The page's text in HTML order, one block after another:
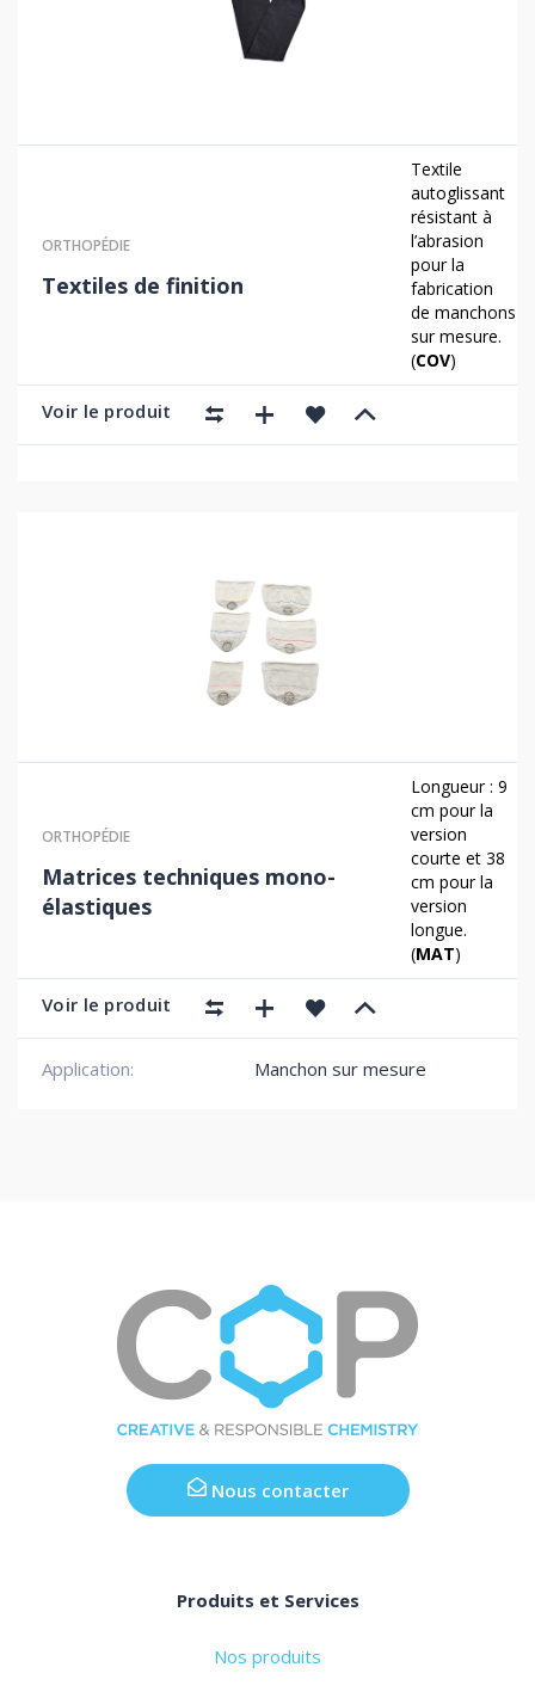
ORTHOPÉDIE
Textiles de finition
Textile
autoglissant
résistant à
l’abrasion
pour la
fabrication
de manchons
sur mesure.
(COV)
Voir le produit
ORTHOPÉDIE
Matrices techniques mono-
élastiques
Longueur : 9
cm pour la
version
courte et 38
cm pour la
version
longue.
(MAT)
Voir le produit
Application: Manchon sur mesure
Nous contacter
Produits et Services
Nos produits